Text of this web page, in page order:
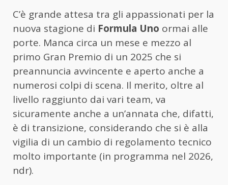
C’è grande attesa tra gli appassionati per la
nuova stagione di Formula Uno ormai alle
porte. Manca circa un mese e mezzo al
primo Gran Premio di un 2025 che si
preannuncia avvincente e aperto anche a
numerosi colpi di scena. Il merito, oltre al
livello raggiunto dai vari team, va
sicuramente anche a un’annata che, difatti,
è di transizione, considerando che si è alla
vigilia di un cambio di regolamento tecnico
molto importante (in programma nel 2026,
ndr).